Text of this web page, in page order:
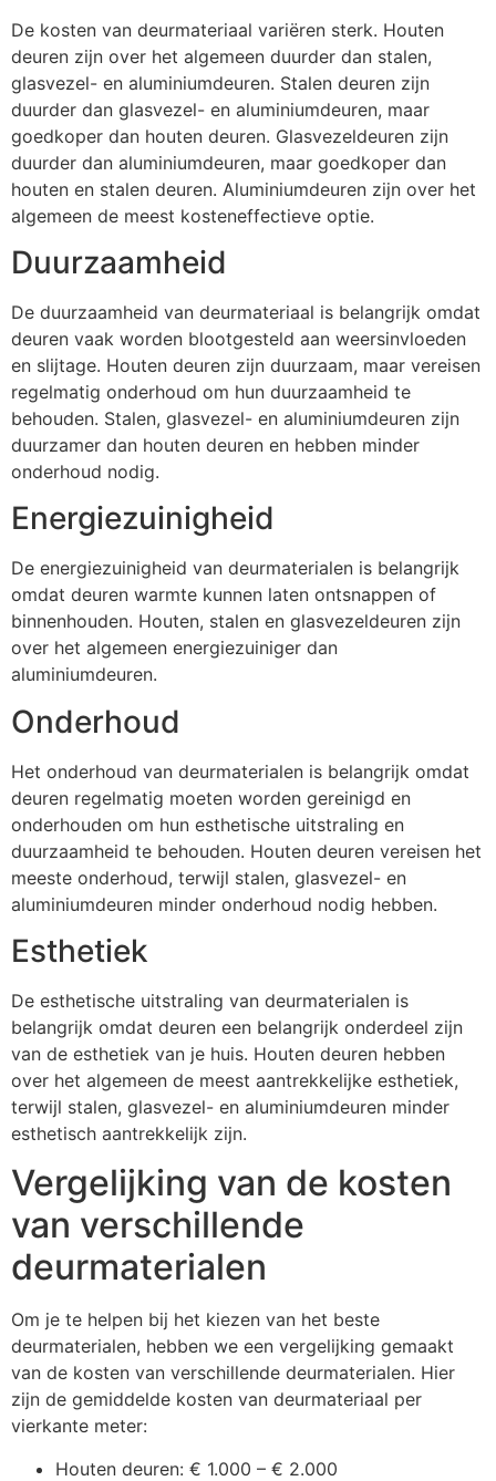
De kosten van deurmateriaal variëren sterk. Houten
deuren zijn over het algemeen duurder dan stalen,
glasvezel- en aluminiumdeuren. Stalen deuren zijn
duurder dan glasvezel- en aluminiumdeuren, maar
goedkoper dan houten deuren. Glasvezeldeuren zijn
duurder dan aluminiumdeuren, maar goedkoper dan
houten en stalen deuren. Aluminiumdeuren zijn over het
algemeen de meest kosteneffectieve optie.
Duurzaamheid
De duurzaamheid van deurmateriaal is belangrijk omdat
deuren vaak worden blootgesteld aan weersinvloeden
en slijtage. Houten deuren zijn duurzaam, maar vereisen
regelmatig onderhoud om hun duurzaamheid te
behouden. Stalen, glasvezel- en aluminiumdeuren zijn
duurzamer dan houten deuren en hebben minder
onderhoud nodig.
Energiezuinigheid
De energiezuinigheid van deurmaterialen is belangrijk
omdat deuren warmte kunnen laten ontsnappen of
binnenhouden. Houten, stalen en glasvezeldeuren zijn
over het algemeen energiezuiniger dan
aluminiumdeuren.
Onderhoud
Het onderhoud van deurmaterialen is belangrijk omdat
deuren regelmatig moeten worden gereinigd en
onderhouden om hun esthetische uitstraling en
duurzaamheid te behouden. Houten deuren vereisen het
meeste onderhoud, terwijl stalen, glasvezel- en
aluminiumdeuren minder onderhoud nodig hebben.
Esthetiek
De esthetische uitstraling van deurmaterialen is
belangrijk omdat deuren een belangrijk onderdeel zijn
van de esthetiek van je huis. Houten deuren hebben
over het algemeen de meest aantrekkelijke esthetiek,
terwijl stalen, glasvezel- en aluminiumdeuren minder
esthetisch aantrekkelijk zijn.
Vergelijking van de kosten
van verschillende
deurmaterialen
Om je te helpen bij het kiezen van het beste
deurmaterialen, hebben we een vergelijking gemaakt
van de kosten van verschillende deurmaterialen. Hier
zijn de gemiddelde kosten van deurmateriaal per
vierkante meter:
Houten deuren: € 1.000 – € 2.000